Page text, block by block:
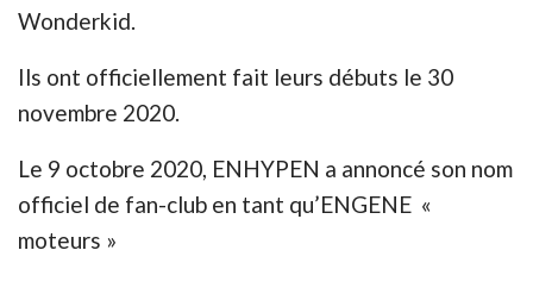
Wonderkid.
Ils ont officiellement fait leurs débuts le 30
novembre 2020.
Le 9 octobre 2020, ENHYPEN a annoncé son nom
officiel de fan-club en tant qu’ENGENE «
moteurs »